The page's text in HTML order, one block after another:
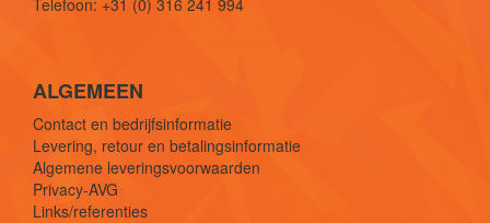
Telefoon: +31 (0) 316 241 994
ALGEMEEN
Contact en bedrijfsinformatie
Levering, retour en betalingsinformatie
Algemene leveringsvoorwaarden
Privacy-AVG
Links/referenties